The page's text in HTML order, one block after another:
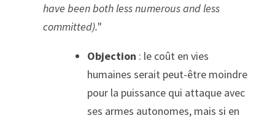
have been both less numerous and less
committed)."
Objection : le coût en vies
humaines serait peut-être moindre
pour la puissance qui attaque avec
ses armes autonomes, mais si en